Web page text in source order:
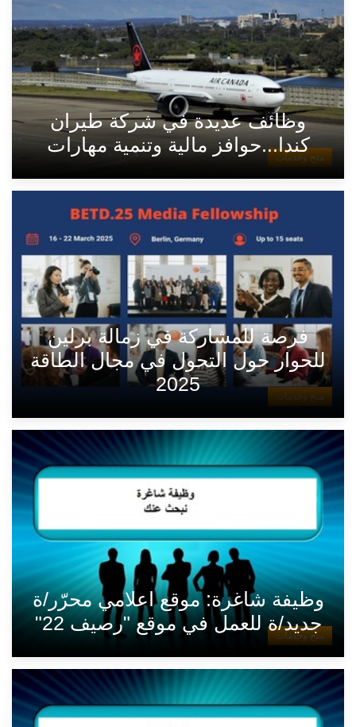
منح وخدمات
وظائف عديدة في شركة طيران
كندا...حوافز مالية وتنمية مهارات
منح وخدمات
فرصة للمشاركة في زمالة برلين
للحوار حول التحول في مجال الطاقة
2025
منح وخدمات
وظيفة شاغرة: موقع اعلامي محرّر/ة
جديد/ة للعمل في موقع "رصيف 22"